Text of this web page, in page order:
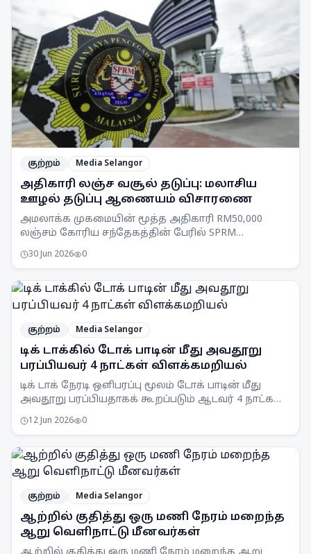
குற்றம் Media Selangor
அதிகாரி லஞ்ச வசூல் தடுப்பு: மலாசிய
ஊழல் தடுப்பு ஆணையம் விசாரணை
அமலாக்க முகமையின் மூத்த அதிகாரி RM50,000
லஞ்சம் கோரிய சந்தேகத்தின் பேரில் SPRM
30 Jun 2026 0
குற்றம் Media Selangor
டிக் டாக்கில் டோக் பாடின் மீது அவதூறு
பரப்பியவர் 4 நாட்கள் விளக்கமறியல்
டிக் டாக் நேரடி ஒளிபரப்பு மூலம் டோக் பாடின் மீது
அவதூறு பரப்பியதாகக் கூறப்படும் ஆடவர் 4 நாட்கள்
12 Jun 2026 0
குற்றம் Media Selangor
ஆற்றில் குதித்து ஒரு மணி நேரம் மறைந்த
ஆறு வெளிநாட்டு மீனவர்கள்